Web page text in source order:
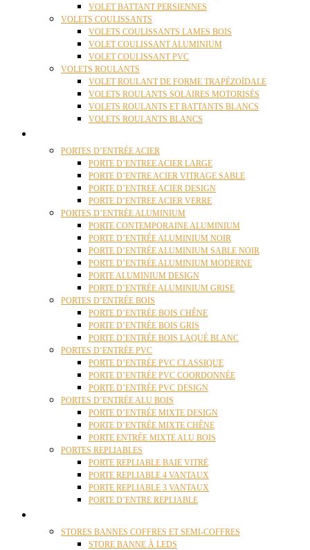
VOLET BATTANT PERSIENNES
VOLETS COULISSANTS
VOLETS COULISSANTS LAMES BOIS
VOLET COULISSANT ALUMINIUM
VOLET COULISSANT PVC
VOLETS ROULANTS
VOLET ROULANT DE FORME TRAPÉZOÏDALE
VOLETS ROULANTS SOLAIRES MOTORISÉS
VOLETS ROULANTS ET BATTANTS BLANCS
VOLETS ROULANTS BLANCS
PORTES D’ENTRÉE ACIER
PORTE D’ENTREE ACIER LARGE
PORTE D’ENTRE ACIER VITRAGE SABLE
PORTE D’ENTREE ACIER DESIGN
PORTE D’ENTREE ACIER VERRE
PORTES D’ENTRÉE ALUMINIUM
PORTE CONTEMPORAINE ALUMINIUM
PORTE D’ENTRÉE ALUMINIUM NOIR
PORTE D’ENTRÉE ALUMINIUM SABLE NOIR
PORTE D’ENTRÉE ALUMINIUM MODERNE
PORTE ALUMINIUM DESIGN
PORTE D’ENTRÉE ALUMINIUM GRISE
PORTES D’ENTRÉE BOIS
PORTE D’ENTRÉE BOIS CHÊNE
PORTE D’ENTRÉE BOIS GRIS
PORTE D’ENTRÉE BOIS LAQUÉ BLANC
PORTES D’ENTRÉE PVC
PORTE D’ENTRÉE PVC CLASSIQUE
PORTE D’ENTRÉE PVC COORDONNÉE
PORTE D’ENTRÉE PVC DESIGN
PORTES D’ENTRÉE ALU BOIS
PORTE D’ENTRÉE MIXTE DESIGN
PORTE D’ENTRÉE MIXTE CHÊNE
PORTE ENTRÉE MIXTE ALU BOIS
PORTES REPLIABLES
PORTE REPLIABLE BAIE VITRÉ
PORTE REPLIABLE 4 VANTAUX
PORTE REPLIABLE 3 VANTAUX
PORTE D’ENTRE REPLIABLE
STORES BANNES COFFRES ET SEMI-COFFRES
STORE BANNE À LEDS